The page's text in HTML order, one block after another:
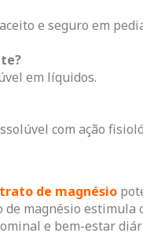
e seguro em
em líquidos.
com ação
de magnésio
magnésio
e bem-estar